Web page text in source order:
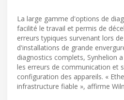
La large gamme d'options de
facilité le travail et permis de
erreurs typiques survenant lors
d'installations de grande
diagnostics complets, Synhelion
les erreurs de communication et
configuration des appareils. «
infrastructure fiable », affirme